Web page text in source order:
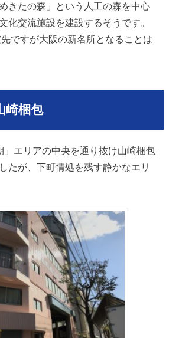
きたの森」という人工の森を中心
化交流施設を建設するそうです。
ですが大阪の新名所となることは
梱包
」エリアの中央を通り抜け山崎梱包
たが、下町情処を残す静かなエリ